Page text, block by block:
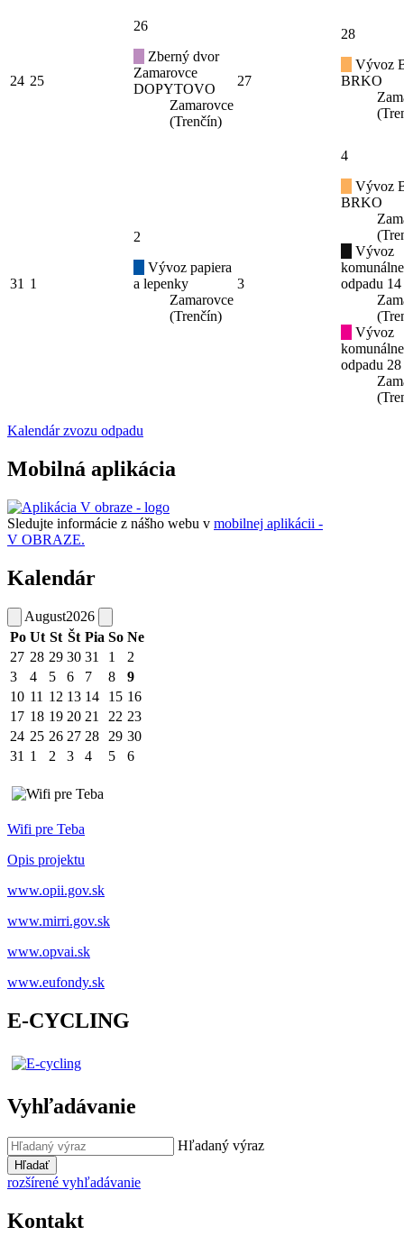
24 25
26
Zberný dvor
Zamarovce
DOPYTOVO
Zamarovce
(Trenčín)
27
28
Vývoz
BRKO
31 1
2
Vývoz papiera
a lepenky
Zamarovce
(Trenčín)
3
4
Vývoz
BRKO
Vývoz
odpadu
Vývoz
odpadu
Kalendár zvozu odpadu
Mobilná aplikácia
Sledujte informácie z nášho webu v mobilnej aplikácii -
V OBRAZE.
Kalendár
August2026
Po Ut St Št Pia So Ne
27 28 29 30 31 1
2
3
4 5 6 7 8
9
10 11 12 13 14 15 16
17 18 19 20 21 22 23
24 25 26 27 28 29 30
31 1 2 3 4 5 6
Wifi pre Teba
Opis projektu
www.opii.gov.sk
www.mirri.gov.sk
www.opvai.sk
www.eufondy.sk
E-CYCLING
Vyhľadávanie
Hľadaný výraz
Hľadať
rozšírené vyhľadávanie
Kontakt